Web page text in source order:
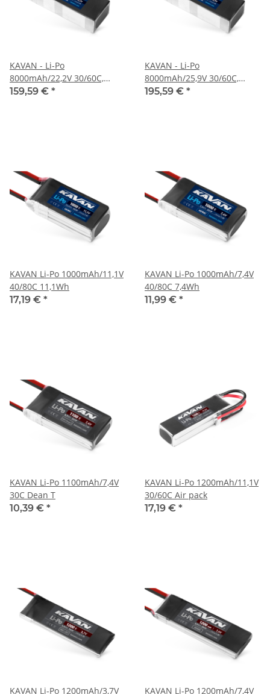
KAVAN - Li-Po
8000mAh/22,2V 30/60C,
177,6Wh (KAV33.6056)
159,59 € *
KAVAN - Li-Po
8000mAh/25,9V 30/60C,
207,2Wh (KAV33.6058)
195,59 € *
KAVAN Li-Po 1000mAh/11,1V
40/80C 11,1Wh
17,19 € *
KAVAN Li-Po 1000mAh/7,4V
40/80C 7,4Wh
11,99 € *
KAVAN Li-Po 1100mAh/7,4V
30C Dean T
10,39 € *
KAVAN Li-Po 1200mAh/11,1V
30/60C Air pack
17,19 € *
KAVAN Li-Po 1200mAh/3,7V
KAVAN Li-Po 1200mAh/7,4V